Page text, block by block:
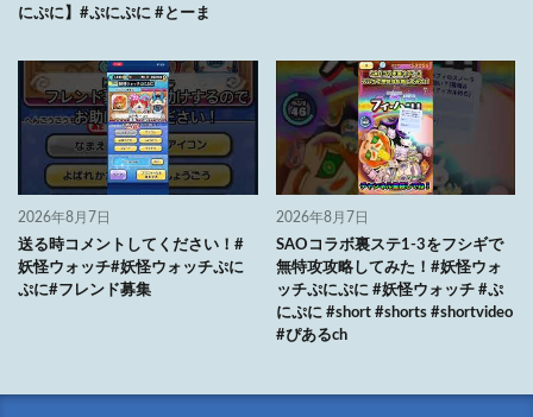
にぷに】#ぷにぷに #とーま
2026年8月7日
送る時コメントしてください！#
妖怪ウォッチ#妖怪ウォッチぷに
ぷに#フレンド募集
2026年8月7日
SAOコラボ裏ステ1-3をフシギで
無特攻攻略してみた！#妖怪ウォ
ッチぷにぷに #妖怪ウォッチ #ぷ
にぷに #short #shorts #shortvideo
#ぴあるch